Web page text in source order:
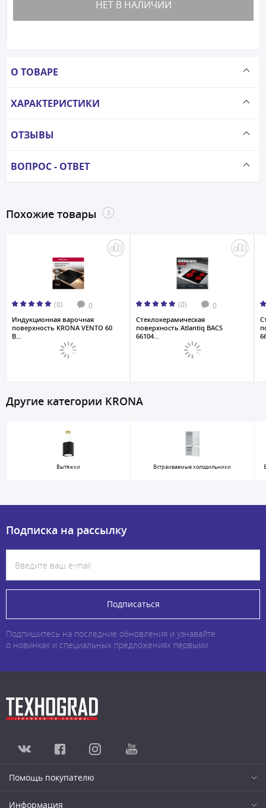
НЕТ В НАЛИЧИИ
О ТОВАРЕ
ХАРАКТЕРИСТИКИ
ОТЗЫВЫ
ВОПРОС - ОТВЕТ
Похожие товары
(0) 0
Индукционная варочная
поверхность KRONA VENTO 60
B...
(0) 0
Стеклокерамическая
поверхность Atlantiq BACS
66104...
Другие категории KRONA
Вытяжки Встраиваемые холодильники
Подписка на рассылку
Подписаться
Подпишитесь на последние обновления и узнавайте
о новинках и специальных предложениях первыми
Помощь покупателю
Информация